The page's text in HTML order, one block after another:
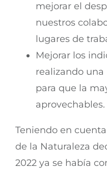
mejorar el
nuestros
lugares de
Mejorar los
realizando
para que la
aprovechables.
Teniendo en
de la Naturaleza
2022 ya se había